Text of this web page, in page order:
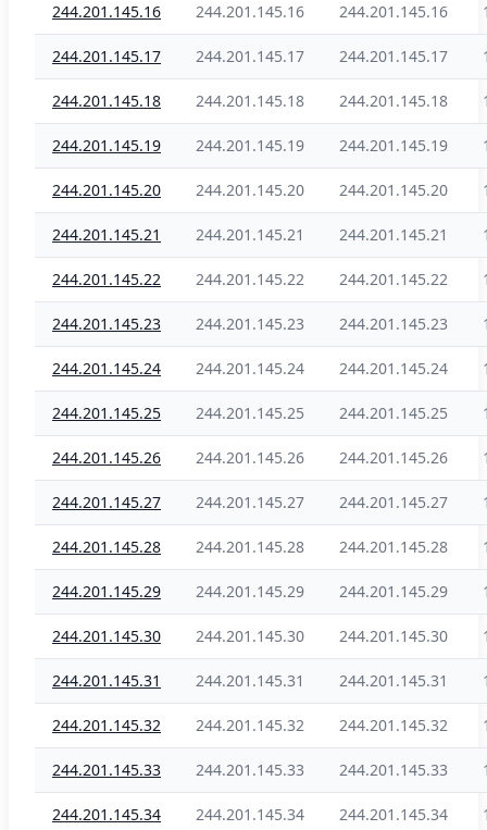
244.201.145.16 244.201.145.16 244.201.145.16
244.201.145.17 244.201.145.17 244.201.145.17
244.201.145.18 244.201.145.18 244.201.145.18
244.201.145.19 244.201.145.19 244.201.145.19
244.201.145.20 244.201.145.20 244.201.145.20
244.201.145.21 244.201.145.21 244.201.145.21
244.201.145.22 244.201.145.22 244.201.145.22
244.201.145.23 244.201.145.23 244.201.145.23
244.201.145.24 244.201.145.24 244.201.145.24
244.201.145.25 244.201.145.25 244.201.145.25
244.201.145.26 244.201.145.26 244.201.145.26
244.201.145.27 244.201.145.27 244.201.145.27
244.201.145.28 244.201.145.28 244.201.145.28
244.201.145.29 244.201.145.29 244.201.145.29
244.201.145.30 244.201.145.30 244.201.145.30
244.201.145.31 244.201.145.31 244.201.145.31
244.201.145.32 244.201.145.32 244.201.145.32
244.201.145.33 244.201.145.33 244.201.145.33
244.201.145.34 244.201.145.34 244.201.145.34